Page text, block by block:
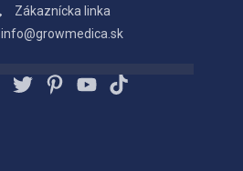
Zákaznícka linka
info@growmedica.sk